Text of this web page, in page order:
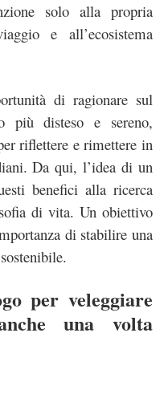
solo alla propria
e all’ecosistema
di ragionare sul
più disteso e sereno,
riflettere e rimettere in
Da qui, l’idea di un
benefici alla ricerca
di vita. Un obiettivo
di stabilire una
per veleggiare
una volta